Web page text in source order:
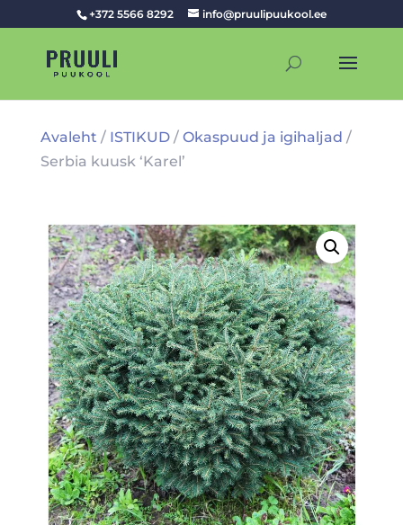
+372 5566 8292 info@pruulipuukool.ee
Avaleht / ISTIKUD/ Okaspuud ja igihaljad /
Serbia kuusk ‘Karel’